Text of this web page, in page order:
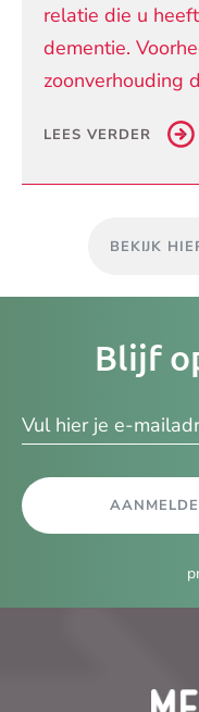
relatie die u
dementie.
zoonverhouding
LEES VERDER
BEKIJK
Blijf